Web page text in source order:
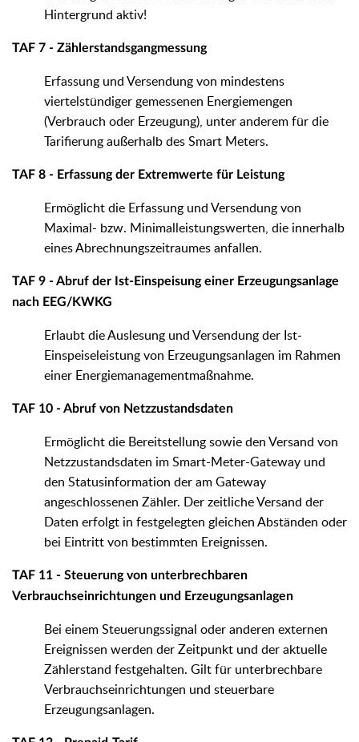
Hintergrund aktiv!
TAF 7 - Zählerstandsgangmessung
Erfassung und Versendung von mindestens
viertelstündiger gemessenen Energiemengen
(Verbrauch oder Erzeugung), unter anderem für die
Tarifierung außerhalb des Smart Meters.
TAF 8 - Erfassung der Extremwerte für Leistung
Ermöglicht die Erfassung und Versendung von
Maximal- bzw. Minimalleistungswerten, die innerhalb
eines Abrechnungszeitraumes anfallen.
TAF 9 - Abruf der Ist-Einspeisung einer Erzeugungsanlage
nach EEG/KWKG
Erlaubt die Auslesung und Versendung der Ist-
Einspeiseleistung von Erzeugungsanlagen im Rahmen
einer Energiemanagementmaßnahme.
TAF 10 - Abruf von Netzzustandsdaten
Ermöglicht die Bereitstellung sowie den Versand von
Netzzustandsdaten im Smart-Meter-Gateway und
den Statusinformation der am Gateway
angeschlossenen Zähler. Der zeitliche Versand der
Daten erfolgt in festgelegten gleichen Abständen oder
bei Eintritt von bestimmten Ereignissen.
TAF 11 - Steuerung von unterbrechbaren
Verbrauchseinrichtungen und Erzeugungsanlagen
Bei einem Steuerungssignal oder anderen externen
Ereignissen werden der Zeitpunkt und der aktuelle
Zählerstand festgehalten. Gilt für unterbrechbare
Verbrauchseinrichtungen und steuerbare
Erzeugungsanlagen.